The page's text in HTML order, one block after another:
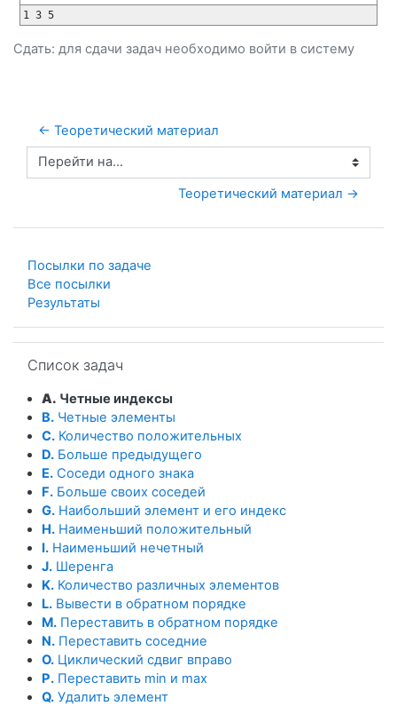
Сдать: для сдачи задач необходимо войти в систему
← Теоретический материал
Перейти на...
Теоретический материал →
Посылки по задаче
Все посылки
Результаты
Список задач
A. Четные индексы
B. Четные элементы
C. Количество положительных
D. Больше предыдущего
E. Соседи одного знака
F. Больше своих соседей
G. Наибольший элемент и его индекс
H. Наименьший положительный
I. Наименьший нечетный
J. Шеренга
K. Количество различных элементов
L. Вывести в обратном порядке
M. Переставить в обратном порядке
N. Переставить соседние
O. Циклический сдвиг вправо
P. Переставить min и max
Q. Удалить элемент